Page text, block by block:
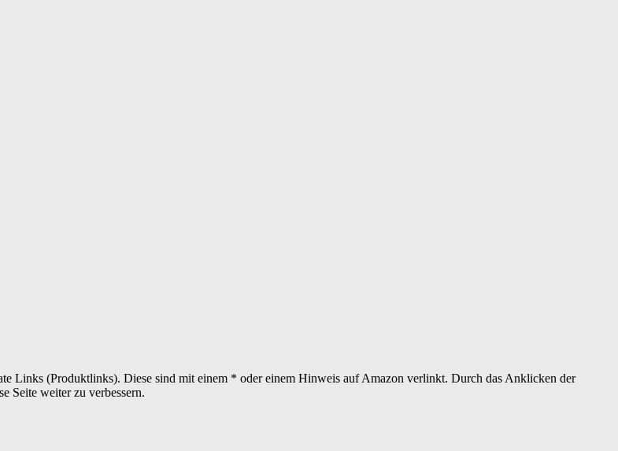
Links (Produktlinks). Diese sind mit einem * oder einem Hinweis auf Amazon verlinkt. Durch das Anklicken der
Seite weiter zu verbessern.